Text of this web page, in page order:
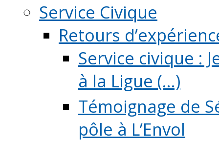
Service Civique
Retours
Service civique :
à la Ligue (...)
Témoignage de
pôle à L’Envol